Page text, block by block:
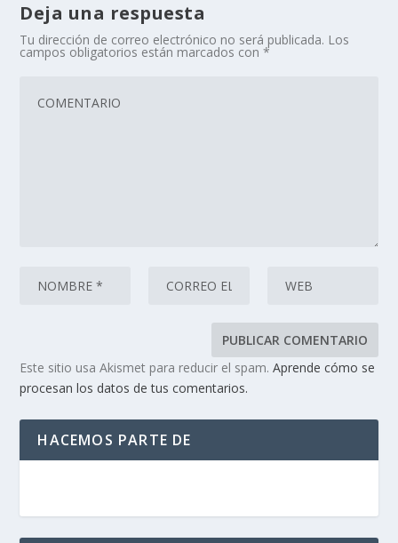
Deja una respuesta
Tu dirección de correo electrónico no será publicada. Los
campos obligatorios están marcados con*
Este sitio usa Akismet para reducir el spam.Aprende cómo se
procesan los datos de tus comentarios.
HACEMOS PARTE DE